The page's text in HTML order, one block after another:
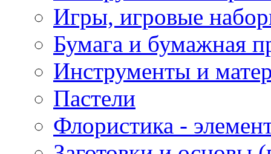
Игры, игровые
Бумага и бумажная
Инструменты и
Пастели
Флористика -